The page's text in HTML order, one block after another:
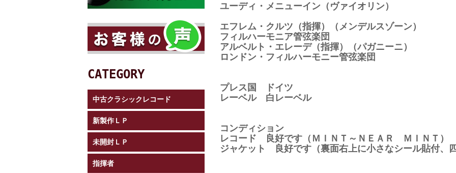
ユーディ・メニューイン（ヴァイオリン）
エフレム・クルツ（指揮）（メンデルスゾーン）
フィルハーモニア管弦楽団
アルベルト・エレーデ（指揮）（パガニーニ）
ロンドン・フィルハーモニー管弦楽団
プレス国 ドイツ
レーベル 白レーベル
コンディション
レコード 良好です（ＭＩＮＴ～ＮＥＡＲ ＭＩＮＴ）
ジャケット 良好です（裏面右上に小さなシール貼付、四
CATEGORY
中古クラシックレコード
新製作ＬＰ
未開封ＬＰ
指揮者